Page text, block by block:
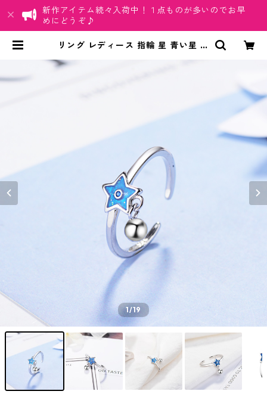
新作アイテム続々入荷中！１点ものが多いのでお早
めにどうぞ♪
リング レディース 指輪 星 青い星 ス
プンリング かわいい 上品 アクセサ
1/19